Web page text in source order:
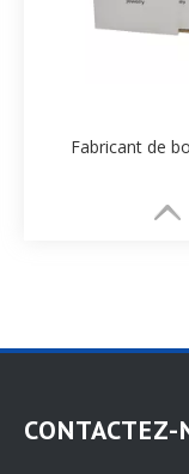
CONTACTEZ-